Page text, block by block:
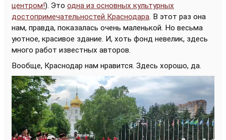
центром!). Это одна из основных культурных
достопримечательностей Краснодара. В этот раз она
нам, правда, показалась очень маленькой. Но весьма
уютное, красивое здание. И, хоть фонд невелик, здесь
много работ известных авторов.
Вообще, Краснодар нам нравится. Здесь хорошо, да.
Видеоплеер